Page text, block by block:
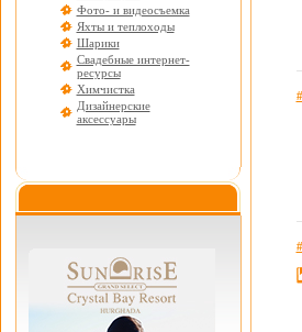
Фото- и видеосъемка
Яхты и теплоходы
Шарики
Свадебные интернет-
ресурсы
Химчистка
Дизайнерские
аксессуары